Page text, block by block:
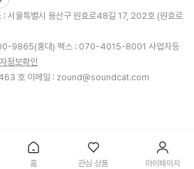
홈 관심 상품 마이페이지
: 서울특별시 용산구 원효로48길 17, 202호 (원효로
9865(홍대) 팩스 : 070-4015-8001 사업자등
정보확인
호 이메일 : zound@soundcat.com